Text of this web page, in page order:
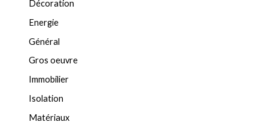
Décoration
Energie
Général
Gros oeuvre
Immobilier
Isolation
Matériaux